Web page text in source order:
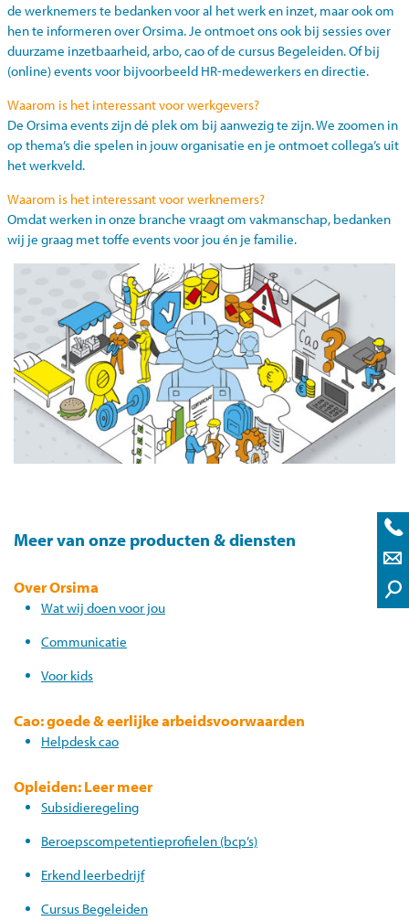
de werknemers te bedanken voor al het werk en inzet, maar ook om
hen te informeren over Orsima. Je ontmoet ons ook bij sessies over
duurzame inzetbaarheid, arbo, cao of de cursus Begeleiden. Of bij
(online) events voor bijvoorbeeld HR-medewerkers en directie.
Waarom is het interessant voor werkgevers?
De Orsima events zijn dé plek om bij aanwezig te zijn. We zoomen in
op thema’s die spelen in jouw organisatie en je ontmoet collega’s uit
het werkveld.
Waarom is het interessant voor werknemers?
Omdat werken in onze branche vraagt om vakmanschap, bedanken
wij je graag met toffe events voor jou én je familie.
Meer van onze producten & diensten
Over Orsima
Wat wij doen voor jou
Communicatie
Voor kids
Cao: goede & eerlijke arbeidsvoorwaarden
Helpdesk cao
Opleiden: Leer meer
Subsidieregeling
Beroepscompetentieprofielen (bcp’s)
Erkend leerbedrijf
Cursus Begeleiden